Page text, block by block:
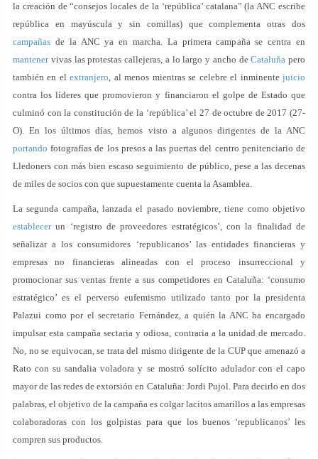
la creación de “consejos locales de la ‘república’ catalana” (la ANC escribe
república en mayúscula y sin comillas) que complementa otras dos
campañas de la ANC ya en marcha. La primera campaña se centra en
mantenervivas las protestas callejeras, a lo largo y ancho deCataluña pero
también en elextranjero, al menos mientras se celebre el inminentejuicio
contra los líderes que promovieron y financiaron el golpe de Estado que
culminó con la constitución de la ‘república’ el 27 de octubre de 2017 (27-
O). En los últimos días, hemos visto a algunos dirigentes de la ANC
portando fotografías de los presos a las puertas del centro penitenciario de
Lledoners con más bien escaso seguimiento de público, pese a las decenas
de miles de socios con que supuestamente cuenta la Asamblea.
La segunda campaña, lanzada el pasado noviembre, tiene como objetivo
establecerun ‘registro de proveedores estratégicos’, con la finalidad de
señalizar a los consumidores ‘republicanos’ las entidades financieras y
empresas no financieras alineadas con el proceso insurreccional y
promocionar sus ventas frente a sus competidores en Cataluña: ‘consumo
estratégico’ es el perverso eufemismo utilizado tanto por la presidenta
Palazui como por el secretario Fernández, a quién la ANC ha encargado
impulsar esta campaña sectaria y odiosa, contraria a la unidad de mercado.
No, no se equivocan, se trata del mismo dirigente de la CUP que amenazó a
Rato con su sandalia voladora y se mostró solícito adulador con el capo
mayor de las redes de extorsión en Cataluña: Jordi Pujol. Para decirlo en dos
palabras, el objetivo de la campaña es colgar lacitos amarillos a las empresas
colaboradoras con los golpistas para que los buenos ‘republicanos’ les
compren sus productos.